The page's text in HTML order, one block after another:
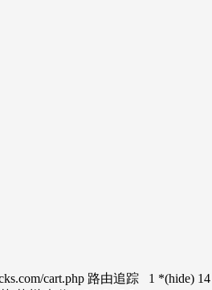
cart.php 路由追踪 1 *(hide)